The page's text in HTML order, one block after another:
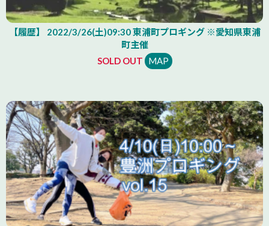
【履歴】 2022/3/26(土)09:30 東浦町プロギング ※愛知県東浦
町主催
SOLD OUT
MAP